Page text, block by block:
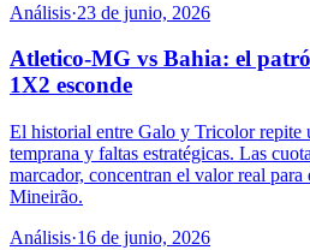
Análisis·23 de junio, 2026
Atletico-MG vs Bahia: el
1X2 esconde
El historial entre Galo y Tricolor repite
temprana y faltas estratégicas. Las
marcador, concentran el valor real para
Mineirão.
Análisis·16 de junio, 2026